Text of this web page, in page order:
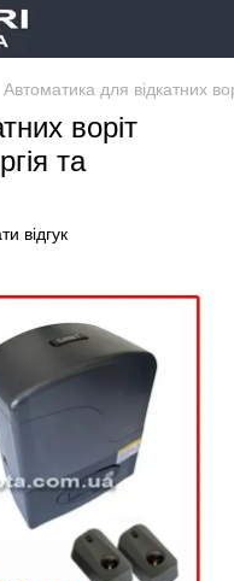
Автоматика для відкатних
воріт
та
відгук